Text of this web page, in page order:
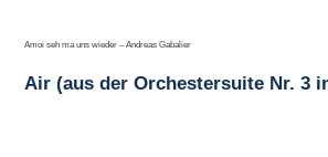
Amoi seh ma uns wieder – Andreas Gabalier
Air (aus der Orchestersuite Nr. 3